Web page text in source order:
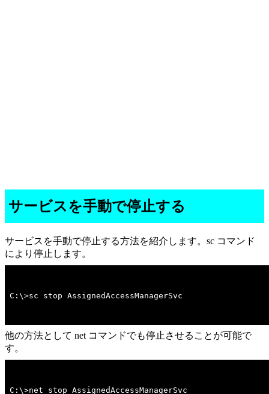
サービスを手動で停止する
サービスを手動で停止する方法を紹介します。sc コマンド
により停止します。
C:\>sc stop AssignedAccessManagerSvc
他の方法として net コマンドでも停止させることが可能で
す。
C:\>net stop AssignedAccessManagerSvc